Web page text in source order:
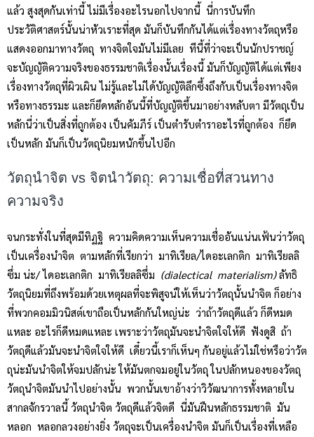
แล้ว สูงสุดกันเท่านี้ ไม่มีเรื่องอะไรนอกไปจากนี้ นี่การบันทึก
ประวัติศาสตร์นั้นน่าหัวเราะที่สุด มันก็บันทึกกันได้แต่เรื่องทางวัตถุหรือ
แสดงออกมาทางวัตถุ ทางจิตใจมันไม่มีเลย ทีนี้ที่ว่าจะเป็นนักปราชญ์
จะบัญญัติความจริงของธรรมชาติเรื่องนั้นเรื่องนี้ มันก็บัญญัติได้แต่เพียง
เรื่องทางวัตถุที่ผิวเผิน ไม่รู้และไม่ได้บัญญัติลึกซึ้งถึงกับเป็นเรื่องทางจิต
หรือทางธรรมะ และก็ยึดหลักอันนี้ที่บัญญัติขึ้นมาอย่างหลับตา มีวัตถุเป็น
หลักนี่ว่าเป็นสิ่งที่ถูกต้อง เป็นคัมภีร์ เป็นตำรับตำราอะไรที่ถูกต้อง ก็ยึด
เป็นหลัก มันก็เป็นวัตถุนิยมหนักขึ้นไปอีก
วัตถุนำจิต vs จิตนำวัตถุ: ความเชื่อที่สวนทาง
ความจริง
จนกระทั่งในที่สุดมีทิฏฐิ ความคิดความเห็นความเชื่ออันแน่นเฟ้นว่าวัตถุ
เป็นเครื่องนำจิต ตามหลักที่เรียกว่า มาทิเรียล/ไดอะเลกติก มาทิเรียลลิ
ซึ่ม น่ะ/ ไดอะเลกติก มาทิเรียลลิซึ่ม (dialectical materialism)ลัทธิ
วัตถุนิยมที่ถึงพร้อมด้วยเหตุผลที่จะพิสูจน์ให้เห็นว่าวัตถุนั้นนำจิต ก็อย่าง
ที่พวกคอมมิวนิสต์เขาถือเป็นหลักกันใหญ่น่ะ ว่าถ้าวัตถุดีแล้ว ก็ดีหมด
แหละ อะไรก็ดีหมดแหละ เพราะว่าวัตถุมันจะนำจิตใจให้ดี ฟังดูสิ ถ้า
วัตถุดีแล้วมันจะนำจิตใจให้ดี เดี๋ยวนี้เราก็เห็นๆ กันอยู่แล้วไม่ใช่หรือว่าวัต
ถุน่ะมันนำจิตให้จมปลักน่ะ ให้มันตกจมอยู่ในวัตถุ ในปลักหนองของวัตถุ
วัตถุนำจิตมันนำไปอย่างนั้น พวกนั้นเขาอ้างว่าวิวัฒนาการทั้งหลายใน
สากลจักรวาลนี้ วัตถุนำจิต วัตถุดีแล้วจิตดี นี่มันฝืนหลักธรรมชาติ มัน
หลอก หลอกลวงอย่างยิ่ง วัตถุจะเป็นเครื่องนำจิต มันก็เป็นเรื่องที่เหลือ